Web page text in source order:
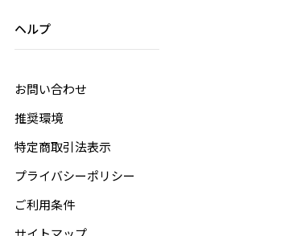
ヘルプ
お問い合わせ
推奨環境
特定商取引法表示
プライバシーポリシー
ご利用条件